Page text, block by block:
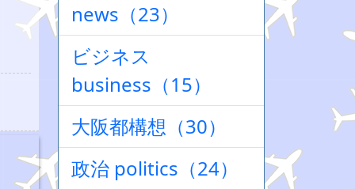
news（23）
ビジネス
business（15）
大阪都構想（30）
政治 politics（24）